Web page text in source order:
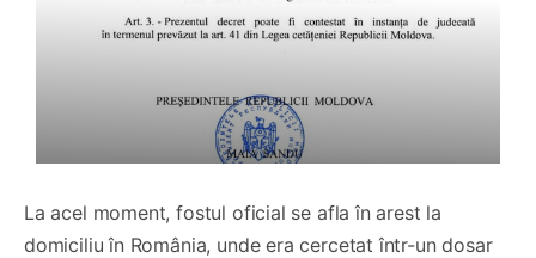
La acel moment, fostul oficial se afla în arest la
domiciliu în România, unde era cercetat într-un dosar